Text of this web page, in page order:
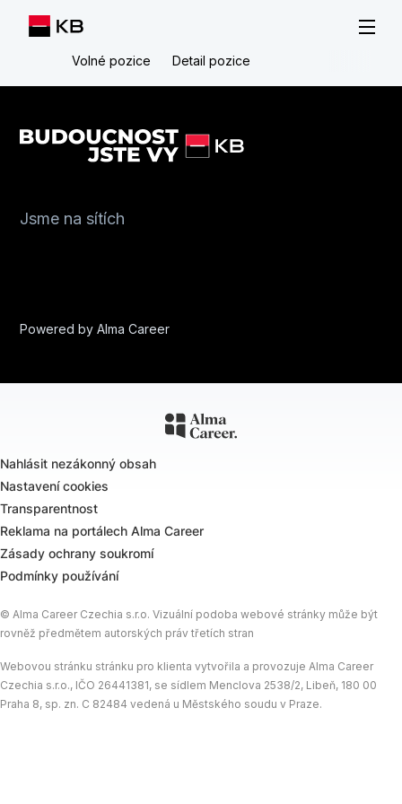
Volné pozice Detail pozice
Jsme na sítích
Powered byAlma Career
Nahlásit nezákonný obsah
Nastavení cookies
Transparentnost
Reklama na portálech Alma Career
Zásady ochrany soukromí
Podmínky používání
© Alma Career Czechia s.r.o. Vizuální podoba webové stránky může být
rovněž předmětem autorských práv třetích stran
Webovou stránku stránku pro klienta vytvořila a provozuje Alma Career
Czechia s.r.o., IČO 26441381, se sídlem Menclova 2538/2, Libeň, 180 00
Praha 8, sp. zn. C 82484 vedená u Městského soudu v Praze.